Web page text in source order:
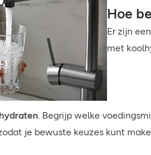
Hoe
Er zijn
met
. Begrijp welke
je bewuste keuzes kunt